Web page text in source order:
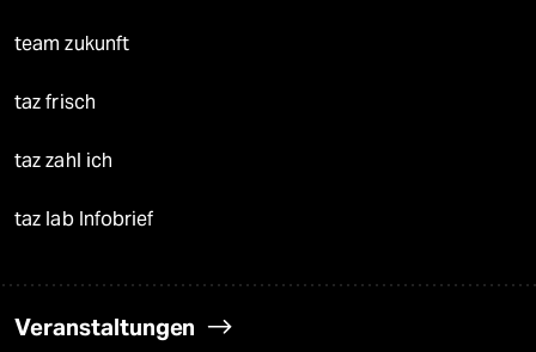
team zukunft
taz frisch
taz zahl ich
taz lab Infobrief
Veranstaltungen